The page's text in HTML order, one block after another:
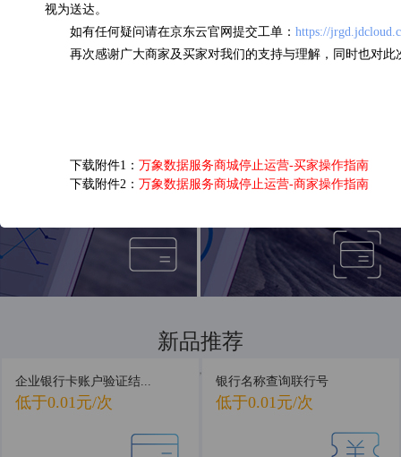
视为送达。
如有任何疑问请在京东云官网提交工单： https://
再次感谢广大商家及买家对我们的支持与理解，同时也对
下载附件1： 万象数据服务商城停止运营-买家操作指南
下载附件2： 万象数据服务商城停止运营-商家操作指南
企业三要素核验 OCR营业执照识别
银行卡四要素认证
新品推荐
新品首发，抢先体验
企业银行卡账户验证结...
低于0.01元/次
银行名称查询联行号
低于0.01元/次